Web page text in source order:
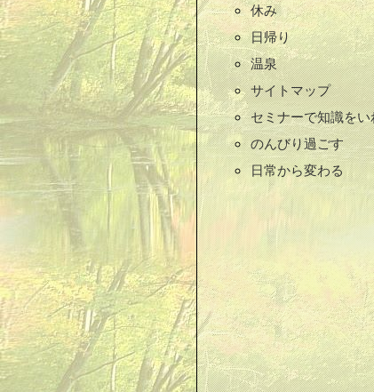
休み
日帰り
温泉
サイトマップ
セミナーで知識をい
のんびり過ごす
日常から変わる